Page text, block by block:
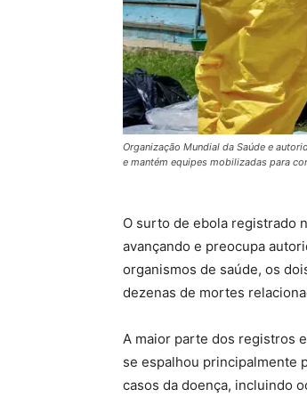
Organização Mundial da Saúde e
e mantém equipes mobilizadas para
O surto de ebola registrado
avançando e preocupa
organismos de saúde, os
dezenas de mortes
A maior parte dos registros
se espalhou principalmente
casos da doença, incluindo